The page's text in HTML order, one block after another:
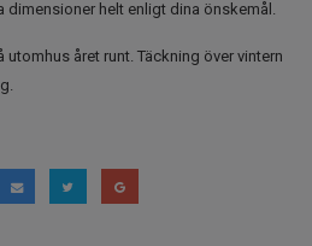
dimensioner helt enligt dina önskemål.
utomhus året runt. Täckning över vintern